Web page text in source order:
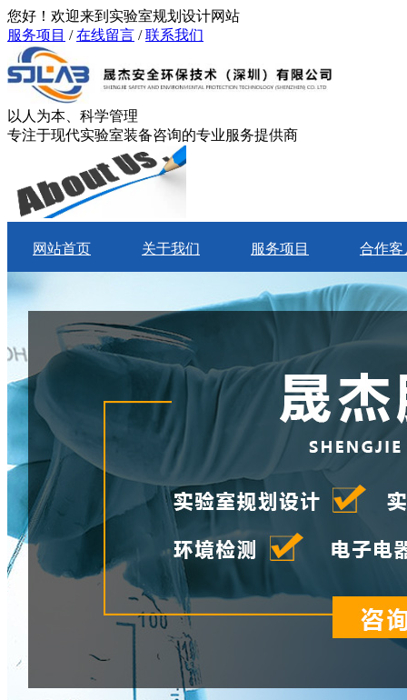
您好！欢迎来到实验室规划设计网站
服务项目 /在线留言 /联系我们
以人为本、科学管理
专注于现代实验室装备咨询的专业服务提供商
网站首页 关于我们 服务项目 合作客